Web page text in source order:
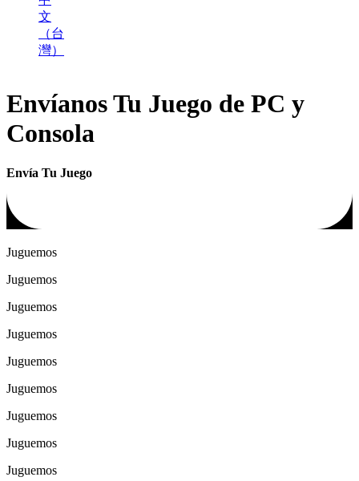
文
（台
灣）
Envíanos Tu Juego de PC y
Consola
Envía Tu Juego
Juguemos
Juguemos
Juguemos
Juguemos
Juguemos
Juguemos
Juguemos
Juguemos
Juguemos